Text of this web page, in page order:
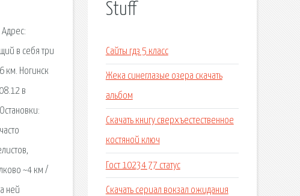
в себя три
км. Ногинск
в
~4 км /
ней
Stuff
Сайты гдз 5 класс
Жека синеглазые озера скачать
альбом
Скачать книгу сверхъестественное
костяной ключ
Гост 10234 77 статус
Скачать сериал вокзал ожидания